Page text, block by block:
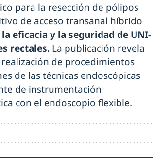
para la resección de pólipos
de acceso transanal híbrido
la eficacia y la seguridad de UNI-
rectales. La publicación revela
de procedimientos
de las técnicas endoscópicas
de instrumentación
con el endoscopio flexible.